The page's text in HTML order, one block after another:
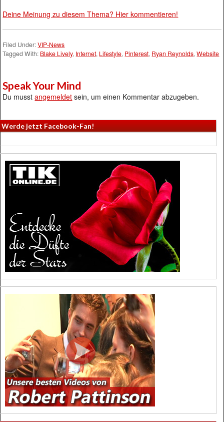
Deine Meinung zu diesem Thema? Hier kommentieren!
Filed Under:VIP-News
Tagged With: Blake Lively, Internet, Lifestyle, Pinterest, Ryan Reynolds,Website
Speak Your Mind
Du musstangemeldet sein, um einen Kommentar abzugeben.
Werde jetzt Facebook-Fan!